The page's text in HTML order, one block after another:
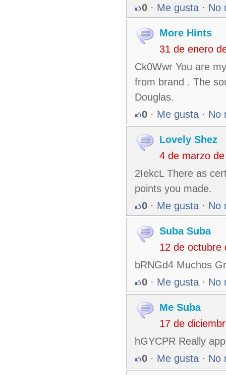
0 · Me gusta · No
More Hints
31 de enero
Ck0Wwr You are
from brand . The
Douglas.
0 · Me gusta · No
Lovely Shez
4 de marzo
2IekcL There as
points you made.
0 · Me gusta · No
Suba Suba
12 de octubre
bRNGd4 Muchos
0 · Me gusta · No
Me Suba
17 de
hGYCPR Really
0 · Me gusta · No